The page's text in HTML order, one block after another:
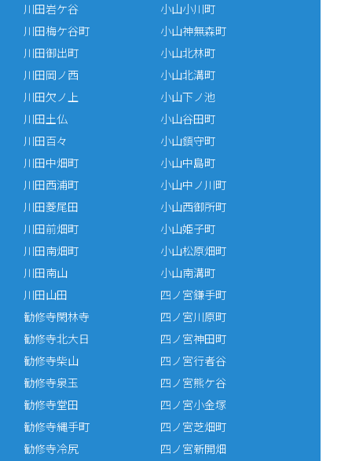
川田岩ケ谷
川田梅ケ谷町
川田御出町
川田岡ノ西
川田欠ノ上
川田土仏
川田百々
川田中畑町
川田西浦町
川田菱尾田
川田前畑町
川田南畑町
川田南山
川田山田
勧修寺閑林寺
勧修寺北大日
勧修寺柴山
勧修寺泉玉
勧修寺堂田
勧修寺縄手町
勧修寺冷尻
小山小川町
小山神無森町
小山北林町
小山北溝町
小山下ノ池
小山谷田町
小山鎮守町
小山中島町
小山中ノ川町
小山西御所町
小山姫子町
小山松原畑町
小山南溝町
四ノ宮鎌手町
四ノ宮川原町
四ノ宮神田町
四ノ宮行者谷
四ノ宮熊ケ谷
四ノ宮小金塚
四ノ宮芝畑町
四ノ宮新開畑